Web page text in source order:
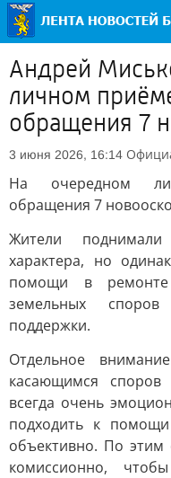
Андрей
личном
обращения 7
3 июня 2026, 16:14
На очередном
обращения 7
Жители
характера, но
помощи в
земельных
поддержки.
Отдельное
касающимся споров
всегда очень
подходить к
объективно. По
комиссионно,